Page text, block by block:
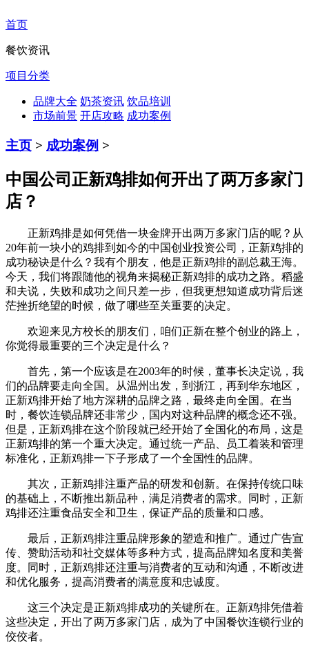
首页
餐饮资讯
项目分类
品牌大全 奶茶资讯 饮品培训
市场前景 开店攻略 成功案例
主页 > 成功案例 >
中国公司正新鸡排如何开出了两万多家门
店？
正新鸡排是如何凭借一块金牌开出两万多家门店的呢？从
20年前一块小的鸡排到如今的中国创业投资公司，正新鸡排的
成功秘诀是什么？我有个朋友，他是正新鸡排的副总裁王海。
今天，我们将跟随他的视角来揭秘正新鸡排的成功之路。稻盛
和夫说，失败和成功之间只差一步，但我更想知道成功背后迷
茫挫折绝望的时候，做了哪些至关重要的决定。
欢迎来见方校长的朋友们，咱们正新在整个创业的路上，
你觉得最重要的三个决定是什么？
首先，第一个应该是在2003年的时候，董事长决定说，我
们的品牌要走向全国。从温州出发，到浙江，再到华东地区，
正新鸡排开始了地方深耕的品牌之路，最终走向全国。在当
时，餐饮连锁品牌还非常少，国内对这种品牌的概念还不强。
但是，正新鸡排在这个阶段就已经开始了全国化的布局，这是
正新鸡排的第一个重大决定。通过统一产品、员工着装和管理
标准化，正新鸡排一下子形成了一个全国性的品牌。
其次，正新鸡排注重产品的研发和创新。在保持传统口味
的基础上，不断推出新品种，满足消费者的需求。同时，正新
鸡排还注重食品安全和卫生，保证产品的质量和口感。
最后，正新鸡排注重品牌形象的塑造和推广。通过广告宣
传、赞助活动和社交媒体等多种方式，提高品牌知名度和美誉
度。同时，正新鸡排还注重与消费者的互动和沟通，不断改进
和优化服务，提高消费者的满意度和忠诚度。
这三个决定是正新鸡排成功的关键所在。正新鸡排凭借着
这些决定，开出了两万多家门店，成为了中国餐饮连锁行业的
佼佼者。